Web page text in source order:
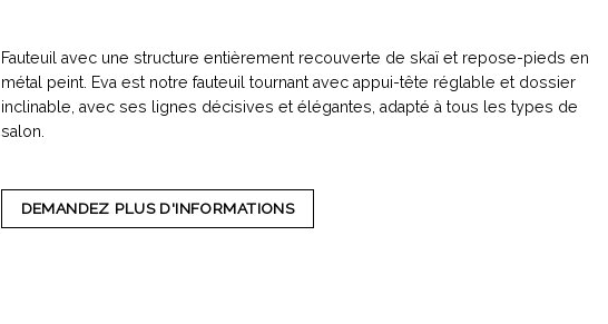
Fauteuil avec une structure entièrement recouverte de skaï et repose-pieds en
métal peint. Eva est notre fauteuil tournant avec appui-tête réglable et dossier
inclinable, avec ses lignes décisives et élégantes, adapté à tous les types de
salon.
DEMANDEZ PLUS D'INFORMATIONS